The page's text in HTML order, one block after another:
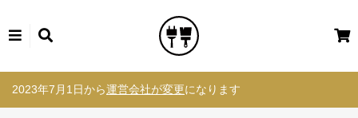
カ
2023年7月1日から運営会社が変更になります